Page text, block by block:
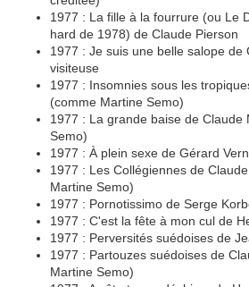
1977 : La fille à la fourrure (ou Le
hard de 1978) de Claude Pierson
1977 : Je suis une belle salope de
visiteuse
1977 : Insomnies sous les
(comme Martine Semo)
1977 : La grande baise de Claude
Semo)
1977 : À plein sexe de Gérard
1977 : Les Collégiennes de
Martine Semo)
1977 : Pornotissimo de Serge
1977 : C'est la fête à mon cul de
1977 : Perversités suédoises de
1977 : Partouzes suédoises de
Martine Semo)